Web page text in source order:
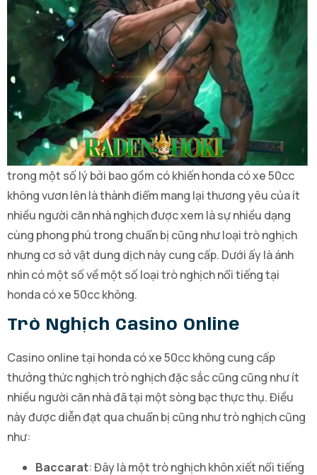
trong một số lý bởi bao gồm có khiến honda có xe 50cc
không vươn lên là thành điểm mang lại thương yêu của ít
nhiều người căn nhà nghịch được xem là sự nhiều dạng
cùng phong phú trong chuẩn bị cũng như loại trò nghịch
nhưng cơ sở vật dung dịch này cung cấp. Dưới ấy là ánh
nhìn có một số về một số loại trò nghịch nổi tiếng tại
honda có xe 50cc không.
Trò Nghịch Casino Online
Casino online tại honda có xe 50cc không cung cấp
thưởng thức nghịch trò nghịch đặc sắc cũng cũng như ít
nhiều người căn nhà đã tại một sòng bạc thực thụ. Điều
này được diễn đạt qua chuẩn bị cũng như trò nghịch cũng
như:
Baccarat: Đây là một trò nghịch khôn xiết nổi tiếng